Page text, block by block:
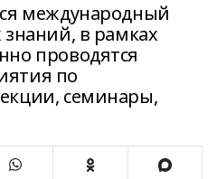
международный
знаний, в рамках
проводятся
по
семинары,